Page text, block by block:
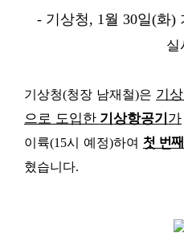
- 기상청, 1월 30일(화)
실
기상청(청장 남재철)은 기
으로 도입한 기상항공기 가
이륙(15시 예정)하여 첫 번
혔습니다.